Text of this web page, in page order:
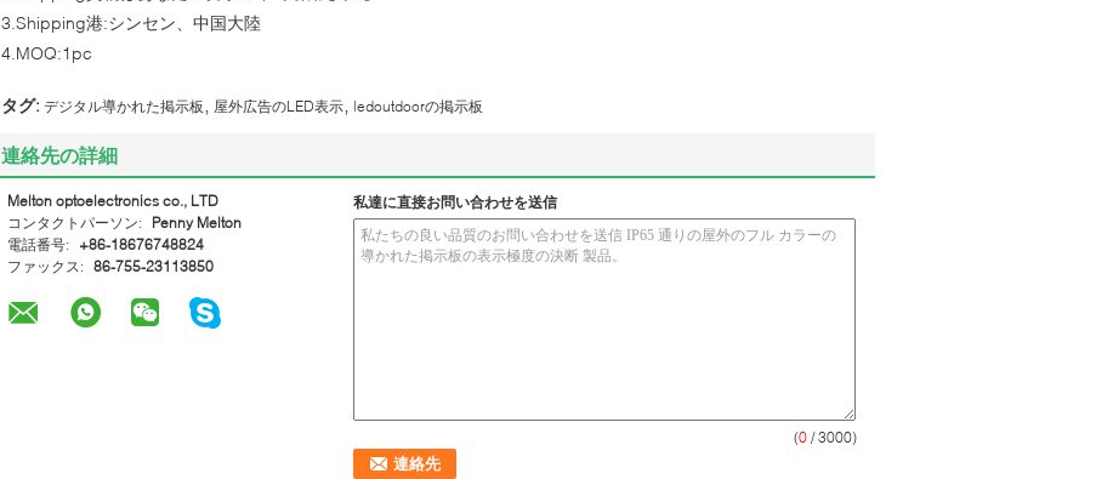
3.Shipping港:シンセン、中国大陸
4.MOQ:1pc
タグ: デジタル導かれた掲示板 屋外広告のLED表示 ledoutdoorの掲示板
連絡先の詳細
Melton optoelectronics co., LTD
コンタクトパーソン:
Penny Melton
電話番号:
+86-18676748824
ファックス: 86-755-23113850
私達に直接お問い合わせを送信
(0 / 3000)